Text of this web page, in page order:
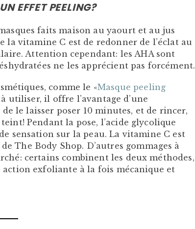
EFFET PEELING?
faits maison au yaourt et au jus
la vitamine C est de redonner de l’éclat au
Attention cependant: les AHA sont
ne les apprécient pas forcément.
comme le «Masque peeling
utiliser, il offre l’avantage d’une
le laisser poser 10 minutes, et de rincer,
Pendant la pose, l’acide glycolique
sensation sur la peau. La vitamine C est
The Body Shop. D’autres gommages à
certains combinent les deux méthodes,
exfoliante à la fois mécanique et